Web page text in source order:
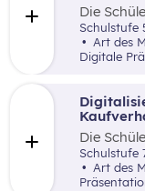
Die
vertraut
die
Digitale
Die
Art und
die
Art des Materials: Interaktives Material, Digitale